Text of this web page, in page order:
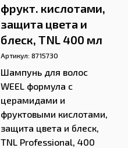
фрукт. кислотами,
защита цвета и
блеск, TNL 400 мл
Артикул: 8715730
Шампунь для волос
WEEL формула с
церамидами и
фруктовыми кислотами,
защита цвета и блеск,
TNL Professional, 400